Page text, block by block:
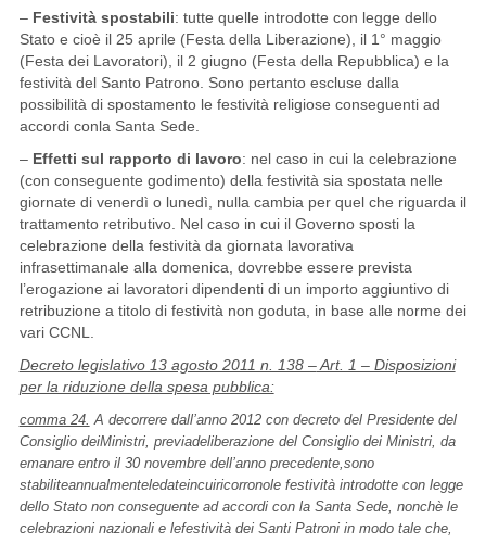
– Festività spostabili: tutte quelle introdotte con legge dello
Stato e cioè il 25 aprile (Festa della Liberazione), il 1° maggio
(Festa dei Lavoratori), il 2 giugno (Festa della Repubblica) e la
festività del Santo Patrono. Sono pertanto escluse dalla
possibilità di spostamento le festività religiose conseguenti ad
accordi conla Santa Sede.
– Effetti sul rapporto di lavoro: nel caso in cui la celebrazione
(con conseguente godimento) della festività sia spostata nelle
giornate di venerdì o lunedì, nulla cambia per quel che riguarda il
trattamento retributivo. Nel caso in cui il Governo sposti la
celebrazione della festività da giornata lavorativa
infrasettimanale alla domenica, dovrebbe essere prevista
l’erogazione ai lavoratori dipendenti di un importo aggiuntivo di
retribuzione a titolo di festività non goduta, in base alle norme dei
vari CCNL.
Decreto legislativo 13 agosto 2011 n. 138 –Art. 1 – Disposizioni
per la riduzione della spesa pubblica:
comma 24. A decorrere dall’anno 2012 con decreto del Presidente del
Consiglio deiMinistri, previadeliberazione del Consiglio dei Ministri, da
emanare entro il 30 novembre dell’anno precedente,sono
stabiliteannualmenteledateincuiricorronole festività introdotte con legge
dello Stato non conseguente ad accordi con la Santa Sede, nonchè le
celebrazioni nazionali e lefestività dei Santi Patroni in modo tale che,